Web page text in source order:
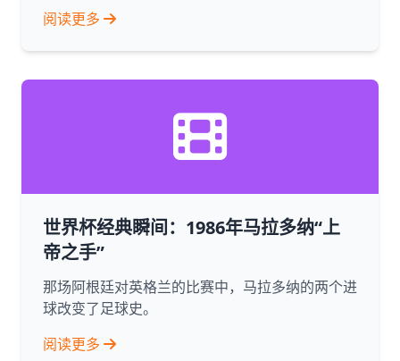
阅读更多
世界杯经典瞬间：1986年马拉多纳“上
帝之手”
那场阿根廷对英格兰的比赛中，马拉多纳的两个进
球改变了足球史。
阅读更多